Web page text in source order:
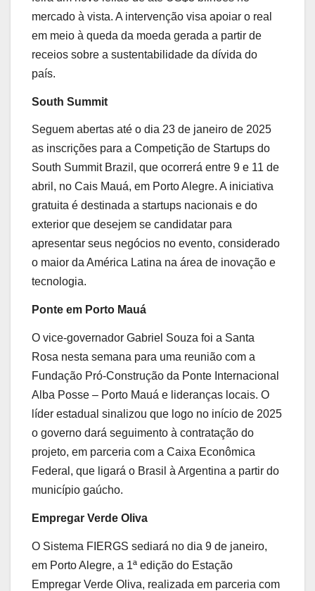
mercado à vista. A intervenção visa apoiar o real
em meio à queda da moeda gerada a partir de
receios sobre a sustentabilidade da dívida do
país.
South Summit
Seguem abertas até o dia 23 de janeiro de 2025
as inscrições para a Competição de Startups do
South Summit Brazil, que ocorrerá entre 9 e 11 de
abril, no Cais Mauá, em Porto Alegre. A iniciativa
gratuita é destinada a startups nacionais e do
exterior que desejem se candidatar para
apresentar seus negócios no evento, considerado
o maior da América Latina na área de inovação e
tecnologia.
Ponte em Porto Mauá
O vice-governador Gabriel Souza foi a Santa
Rosa nesta semana para uma reunião com a
Fundação Pró-Construção da Ponte Internacional
Alba Posse – Porto Mauá e lideranças locais. O
líder estadual sinalizou que logo no início de 2025
o governo dará seguimento à contratação do
projeto, em parceria com a Caixa Econômica
Federal, que ligará o Brasil à Argentina a partir do
município gaúcho.
Empregar Verde Oliva
O Sistema FIERGS sediará no dia 9 de janeiro,
em Porto Alegre, a 1ª edição do Estação
Empregar Verde Oliva, realizada em parceria com